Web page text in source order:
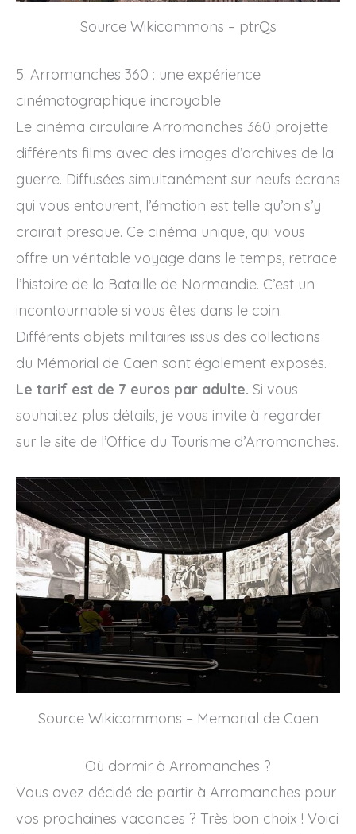
Source Wikicommons – ptrQs
5. Arromanches 360 : une expérience
cinématographique incroyable
Le cinéma circulaire Arromanches 360 projette
différents films avec des images d’archives de la
guerre. Diffusées simultanément sur neufs écrans
qui vous entourent, l’émotion est telle qu’on s’y
croirait presque. Ce cinéma unique, qui vous
offre un véritable voyage dans le temps, retrace
l’histoire de la Bataille de Normandie. C’est un
incontournable si vous êtes dans le coin.
Différents objets militaires issus des collections
du Mémorial de Caen sont également exposés.
Le tarif est de 7 euros par adulte. Si vous
souhaitez plus détails, je vous invite à regarder
sur le site de l’Office du Tourisme d’Arromanches.
Source Wikicommons – Memorial de Caen
Où dormir à Arromanches ?
Vous avez décidé de partir à Arromanches pour
vos prochaines vacances ? Très bon choix ! Voici